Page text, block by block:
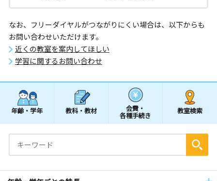
なお、フリーダイヤルがつながりにくい場合は、以下からも
お問い合わせいただけます。
近くの教室を案内してほしい
学習に関するお問い合わせ
年齢・学年 教科・教材 会費・
各種手続き
教室検索